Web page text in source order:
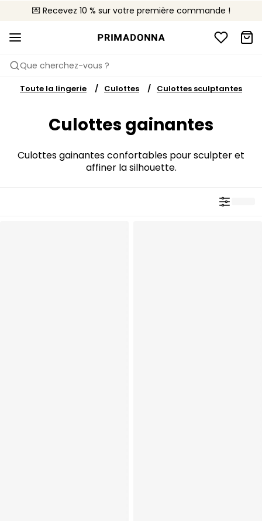
💌 Recevez 10 % sur votre première commande !
🚚 Livraison gratuite à partir de CHF 150
📦 Retours gratuits
Que cherchez-vous ?
Toute la lingerie Culottes Culottes sculptantes
Culottes gainantes
Culottes gainantes confortables pour sculpter et
affiner la silhouette.